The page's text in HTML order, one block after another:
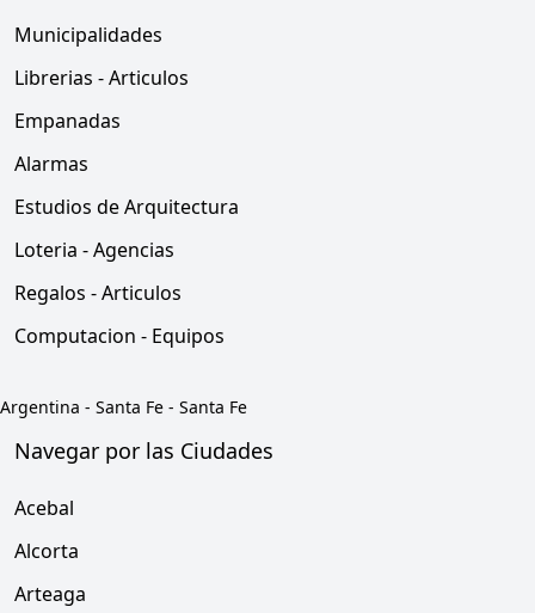
Municipalidades
Librerias - Articulos
Empanadas
Alarmas
Estudios de Arquitectura
Loteria - Agencias
Regalos - Articulos
Computacion - Equipos
Argentina - Santa Fe - Santa Fe
Navegar por las Ciudades
Acebal
Alcorta
Arteaga